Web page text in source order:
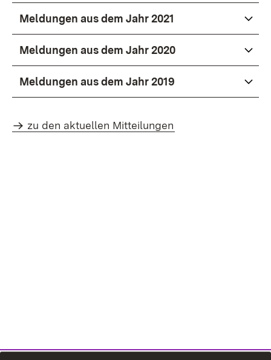
Meldungen aus dem Jahr 2021
Meldungen aus dem Jahr 2020
Meldungen aus dem Jahr 2019
zu den aktuellen Mitteilungen